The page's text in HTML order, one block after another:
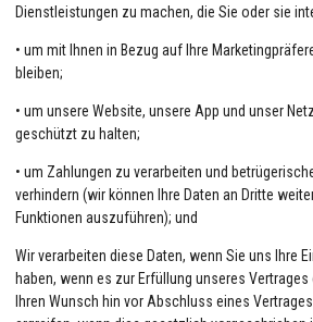
Dienstleistungen zu machen, die Sie oder sie
• um mit Ihnen in Bezug auf Ihre
bleiben;
• um unsere Website, unsere App und unser
geschützt zu halten;
• um Zahlungen zu verarbeiten und
verhindern (wir können Ihre Daten an Dritte
Funktionen auszuführen); und
Wir verarbeiten diese Daten, wenn Sie uns Ihre
haben, wenn es zur Erfüllung unseres
Ihren Wunsch hin vor Abschluss eines